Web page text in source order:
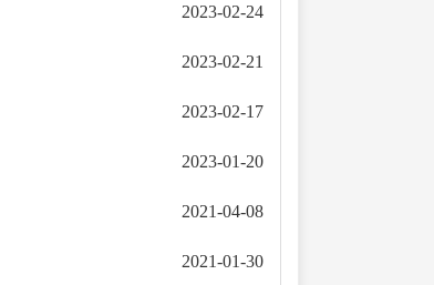
2023-02-24
2023-02-21
2023-02-17
2023-01-20
2021-04-08
2021-01-30